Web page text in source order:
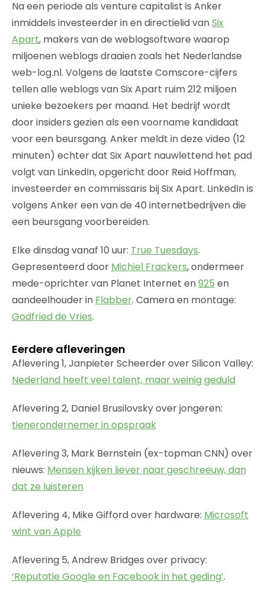
Na een periode als venture capitalist is Anker
inmiddels investeerder in en directielid vanSix
Apart, makers van de weblogsoftware waarop
miljoenen weblogs draaien zoals het Nederlandse
web-log.nl. Volgens de laatste Comscore-cijfers
tellen alle weblogs van Six Apart ruim 212 miljoen
unieke bezoekers per maand. Het bedrijf wordt
door insiders gezien als een voorname kandidaat
voor een beursgang. Anker meldt in deze video (12
minuten) echter dat Six Apart nauwlettend het pad
volgt van LinkedIn, opgericht door Reid Hoffman,
investeerder en commissaris bij Six Apart. LinkedIn is
volgens Anker een van de 40 internetbedrijven die
een beursgang voorbereiden.
Elke dinsdag vanaf 10 uur: True Tuesdays.
Gepresenteerd door Michiel Frackers, ondermeer
mede-oprichter van Planet Internet en925 en
aandeelhouder in Flabber. Camera en montage:
Godfried de Vries.
Eerdere afleveringen
Aflevering 1, Janpieter Scheerder over Silicon Valley:
Nederland heeft veel talent, maar weinig geduld
Aflevering 2, Daniel Brusilovsky over jongeren:
tienerondernemer in opspraak
Aflevering 3, Mark Bernstein (ex-topman CNN) over
nieuws: Mensen kijken liever naar geschreeuw, dan
dat ze luisteren
Aflevering 4, Mike Gifford over hardware: Microsoft
wint van Apple
Aflevering 5, Andrew Bridges over privacy:
‘Reputatie Google en Facebook in het geding’.